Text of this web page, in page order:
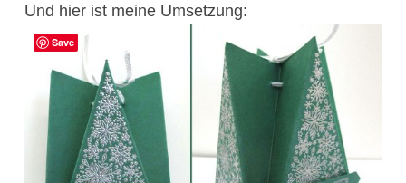
Und hier ist meine Umsetzung:
Save